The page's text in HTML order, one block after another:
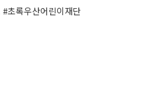
초록우산어린이재단